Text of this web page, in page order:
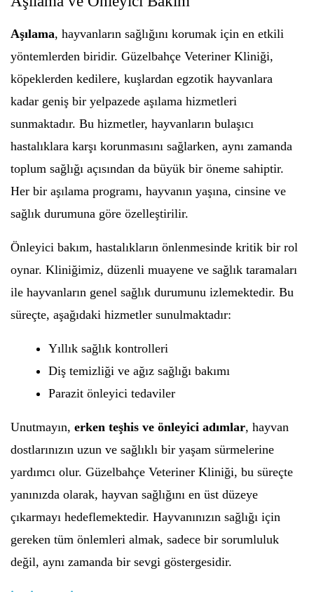
Aşılama, hayvanların sağlığını korumak için en etkili
yöntemlerden biridir. Güzelbahçe Veteriner Kliniği,
köpeklerden kedilere, kuşlardan egzotik hayvanlara
kadar geniş bir yelpazede aşılama hizmetleri
sunmaktadır. Bu hizmetler, hayvanların bulaşıcı
hastalıklara karşı korunmasını sağlarken, aynı zamanda
toplum sağlığı açısından da büyük bir öneme sahiptir.
Her bir aşılama programı, hayvanın yaşına, cinsine ve
sağlık durumuna göre özelleştirilir.
Önleyici bakım, hastalıkların önlenmesinde kritik bir rol
oynar. Kliniğimiz, düzenli muayene ve sağlık taramaları
ile hayvanların genel sağlık durumunu izlemektedir. Bu
süreçte, aşağıdaki hizmetler sunulmaktadır:
Yıllık sağlık kontrolleri
Diş temizliği ve ağız sağlığı bakımı
Parazit önleyici tedaviler
Unutmayın, erken teşhis ve önleyici adımlar, hayvan
dostlarınızın uzun ve sağlıklı bir yaşam sürmelerine
yardımcı olur. Güzelbahçe Veteriner Kliniği, bu süreçte
yanınızda olarak, hayvan sağlığını en üst düzeye
çıkarmayı hedeflemektedir. Hayvanınızın sağlığı için
gereken tüm önlemleri almak, sadece bir sorumluluk
değil, aynı zamanda bir sevgi göstergesidir.